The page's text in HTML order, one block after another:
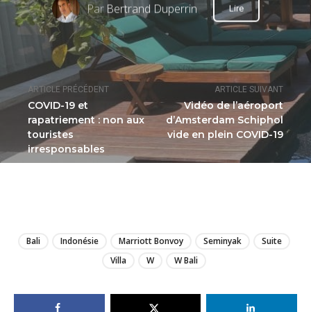
ARTICLE PRÉCÉDENT
COVID-19 et
rapatriement : non aux
touristes
irresponsables
ARTICLE SUIVANT
Vidéo de l’aéroport
d’Amsterdam Schiphol
vide en plein COVID-19
Par Bertrand Duperrin Lire
Bali Indonésie Marriott Bonvoy Seminyak
Suite
Villa
W W Bali